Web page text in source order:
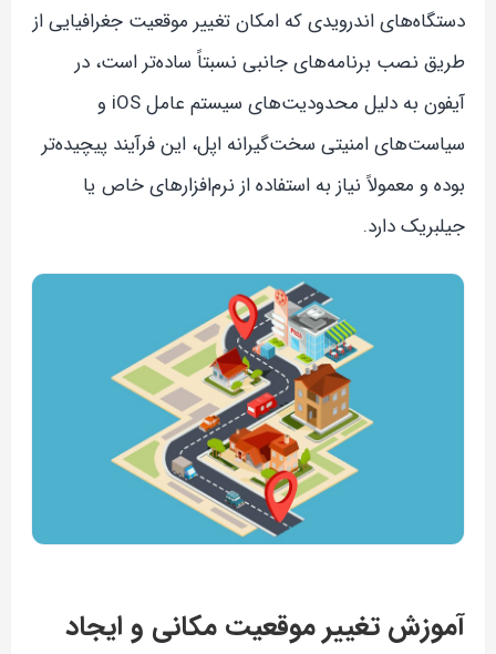
دستگاه‌های اندرویدی که امکان تغییر موقعیت جغرافیایی از
طریق نصب برنامه‌های جانبی نسبتاً ساده‌تر است، در
آیفون به دلیل محدودیت‌های سیستم عامل iOS و
سیاست‌های امنیتی سخت‌گیرانه اپل، این فرآیند پیچیده‌تر
بوده و معمولاً نیاز به استفاده از نرم‌افزارهای خاص یا
جیلبریک دارد.
آموزش تغییر موقعیت مکانی و ایجاد